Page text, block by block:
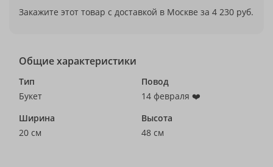
Закажите этот товар с доставкой в Москве за 4 230 руб.
Общие характеристики
Тип
Букет
Повод
14 февраля ❤️
Ширина
20 см
Высота
48 см